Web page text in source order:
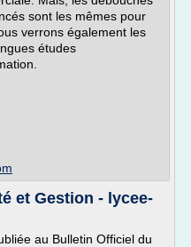
sont les mêmes pour
verrons également les
études
et Gestion - lycee-
au Bulletin Officiel du